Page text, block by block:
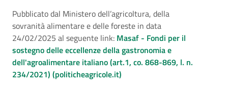
Pubblicato dal Ministero dell’agricoltura, della
sovranità alimentare e delle foreste in data
24/02/2025 al seguente link: Masaf - Fondi per il
sostegno delle eccellenze della gastronomia e
dell'agroalimentare italiano (art.1, co. 868-869, l. n.
234/2021) (politicheagricole.it)